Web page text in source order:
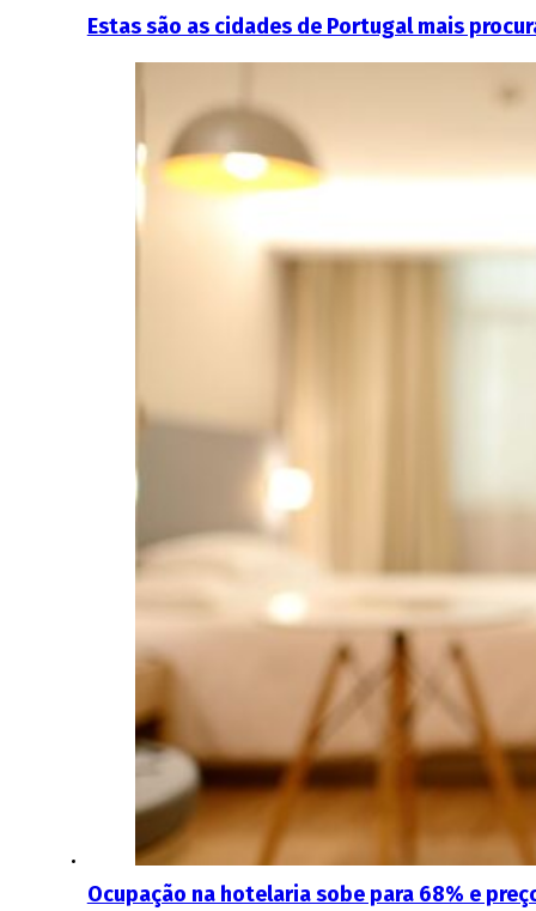
Estas são as cidades de Portugal mais
Ocupação na hotelaria sobe para 68% e